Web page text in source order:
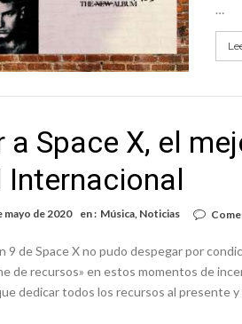
…
a Space X, el
Internacional
mayo de 2020 en : Música, Noticias
9 de Space X no pudo despegar por
de recursos» en estos momentos de
dedicar todos los recursos al presente